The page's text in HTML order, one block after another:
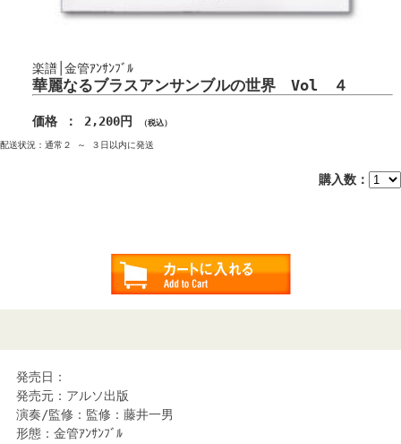
楽譜│金管ｱﾝｻﾝﾌﾞﾙ
華麗なるブラスアンサンブルの世界 Vol ４
価格 ： 2,200円 （税込）
配送状況：通常２ ～ ３日以内に発送
購入数：
発売日：
発売元：アルソ出版
演奏/監修：監修：藤井一男
形態：金管ｱﾝｻﾝﾌﾞﾙ